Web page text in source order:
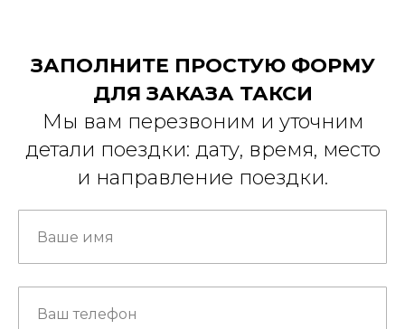
ЗАПОЛНИТЕ ПРОСТУЮ ФОРМУ
ДЛЯ ЗАКАЗА ТАКСИ
Мы вам перезвоним и уточним
детали поездки: дату, время, место
и направление поездки.